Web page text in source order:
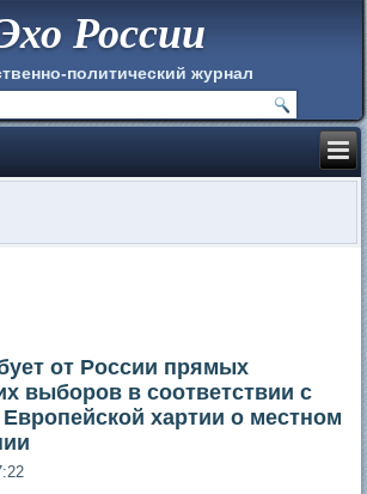
России
политический журнал
от России прямых
выборов в соответствии с
хартии о местном